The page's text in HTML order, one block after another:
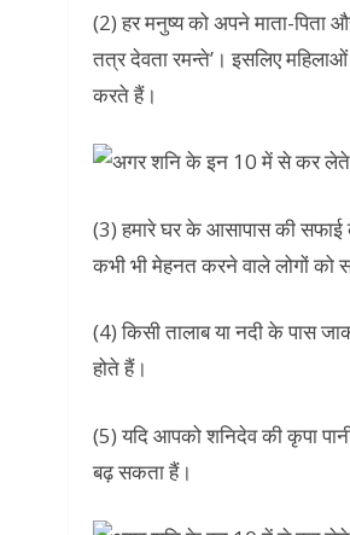
(2) हर मनुष्य को अपने माता-पिता
तत्र देवता रमन्ते’। इसलिए
करते हैं।
(3) हमारे घर के आसापास की सफाई
कभी भी मेहनत करने वाले लोगों
(4) किसी तालाब या नदी के पास
होते हैं।
(5) यदि आपको शनिदेव की कृपा
बढ़ सकता हैं।